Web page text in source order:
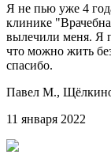
Я не пью уже 4
клинике
вылечили меня. Я
что можно жить
спасибо.
Павел М.,
11 января 2022